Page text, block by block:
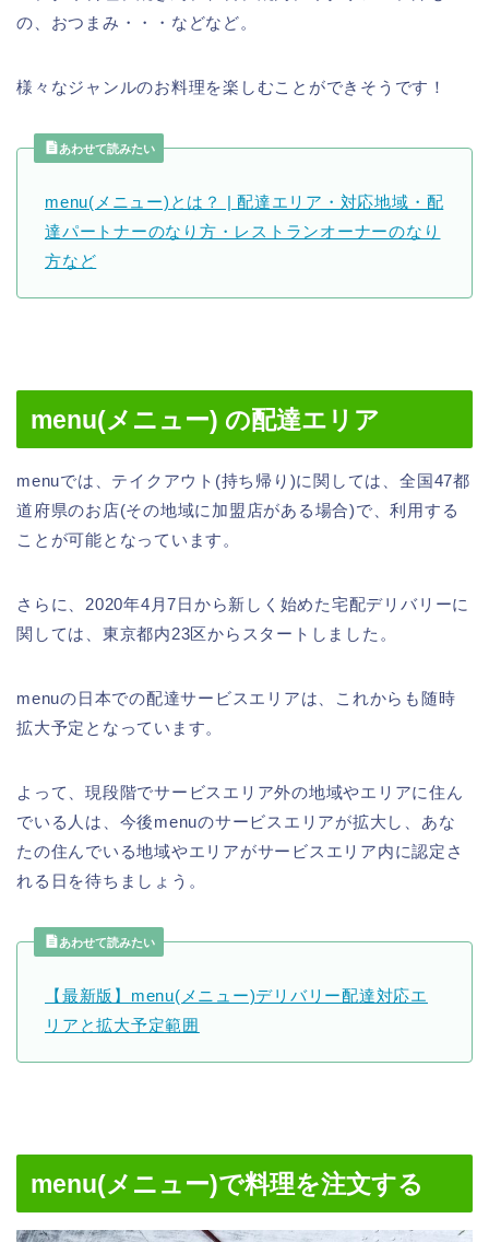
の、おつまみ・・・などなど。
様々なジャンルのお料理を楽しむことができそうです！
あわせて読みたい
menu(メニュー)とは？ | 配達エリア・対応地域・配
達パートナーのなり方・レストランオーナーのなり
方など
menu(メニュー) の配達エリア
menuでは、テイクアウト(持ち帰り)に関しては、全国47都
道府県のお店(その地域に加盟店がある場合)で、利用する
ことが可能となっています。
さらに、2020年4月7日から新しく始めた宅配デリバリーに
関しては、東京都内23区からスタートしました。
menuの日本での配達サービスエリアは、これからも随時
拡大予定となっています。
よって、現段階でサービスエリア外の地域やエリアに住ん
でいる人は、今後menuのサービスエリアが拡大し、あな
たの住んでいる地域やエリアがサービスエリア内に認定さ
れる日を待ちましょう。
あわせて読みたい
【最新版】menu(メニュー)デリバリー配達対応エ
リアと拡大予定範囲
menu(メニュー)で料理を注文する